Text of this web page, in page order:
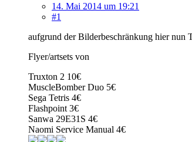
14. Mai 2014 um 19:21
#1
aufgrund der Bilderbeschränkung hier nun
Flyer/artsets von
Truxton 2 10€
MuscleBomber Duo 5€
Sega Tetris 4€
Flashpoint 3€
Sanwa 29E31S 4€
Naomi Service Manual 4€